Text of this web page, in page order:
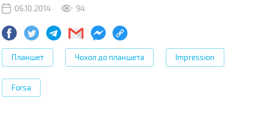
06.10.2014 94
Планшет Чохол до планшета Impression
Forsa